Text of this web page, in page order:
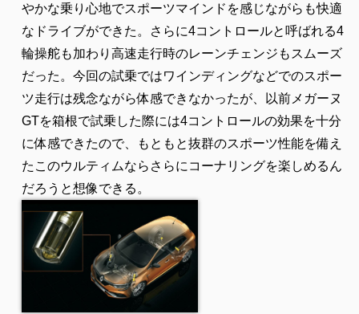
やかな乗り心地でスポーツマインドを感じながらも快適
なドライブができた。さらに4コントロールと呼ばれる4
輪操舵も加わり高速走行時のレーンチェンジもスムーズ
だった。今回の試乗ではワインディングなどでのスポー
ツ走行は残念ながら体感できなかったが、以前メガーヌ
GTを箱根で試乗した際には4コントロールの効果を十分
に体感できたので、もともと抜群のスポーツ性能を備え
たこのウルティムならさらにコーナリングを楽しめるん
だろうと想像できる。